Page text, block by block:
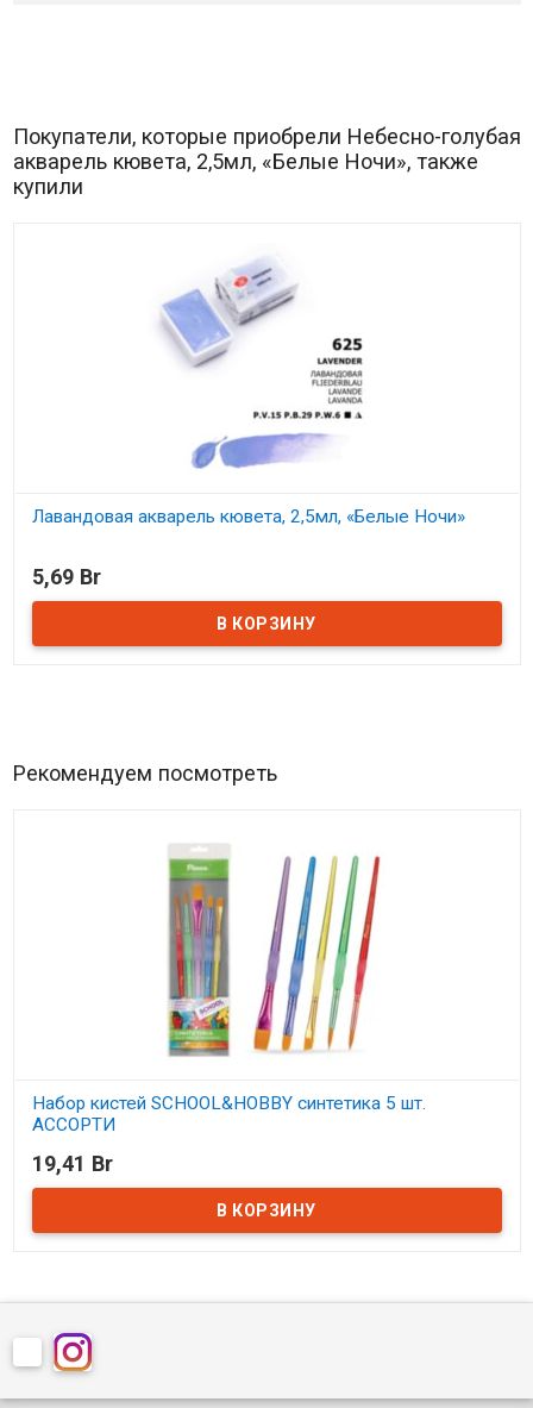
Покупатели, которые приобрели Небесно-голубая
акварель кювета, 2,5мл, «Белые Ночи», также
купили
Лавандовая акварель кювета, 2,5мл, «Белые Ночи»
5,69 Br
Рекомендуем посмотреть
Набор кистей SCHOOL&HOBBY синтетика 5 шт.
АССОРТИ
В наличии
19,41 Br